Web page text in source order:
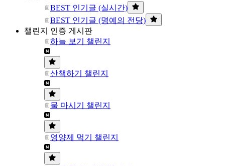
BEST 인기글 (실시간)
BEST 인기글 (명예의 전당)
챌린지 인증 게시판
하늘 보기 챌린지
산책하기 챌린지
물 마시기 챌린지
영양제 먹기 챌린지